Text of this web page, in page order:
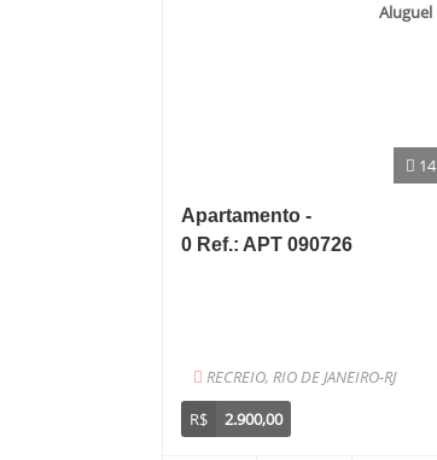
14
Aluguel
Apartamento -
0 Ref.: APT 090726
RECREIO, RIO DE JANEIRO-RJ
R$
2.900,00